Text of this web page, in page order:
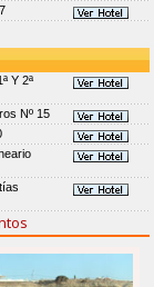
Y 2ª
Nº 15